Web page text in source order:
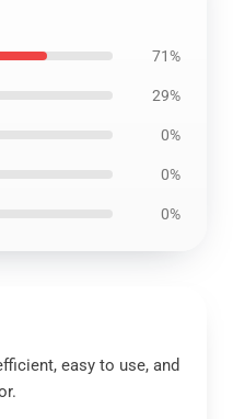
71%
29%
0%
0%
0%
easy to use, and